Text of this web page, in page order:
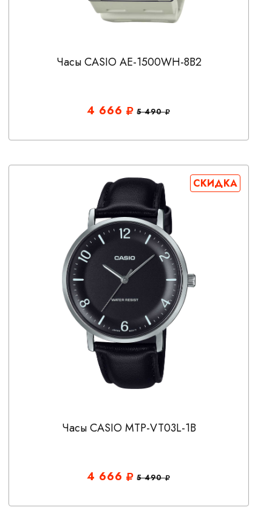
Часы CASIO AE-1500WH-8B2
4 666 5 490
СКИДКА
Часы CASIO MTP-VT03L-1B
4 666 5 490